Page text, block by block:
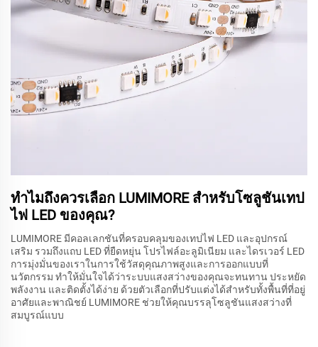
ทำไมถึงควรเลือก LUMIMORE สำหรับโซลูชันเทป
ไฟ LED ของคุณ?
LUMIMORE มีคอลเลกชันที่ครอบคลุมของเทปไฟ LED และอุปกรณ์
เสริม รวมถึงแถบ LED ที่ยืดหยุ่น โปรไฟล์อะลูมิเนียม และไดรเวอร์ LED
การมุ่งมั่นของเราในการใช้วัสดุคุณภาพสูงและการออกแบบที่
นวัตกรรม ทำให้มั่นใจได้ว่าระบบแสงสว่างของคุณจะทนทาน ประหยัด
พลังงาน และติดตั้งได้ง่าย ด้วยตัวเลือกที่ปรับแต่งได้สำหรับทั้งพื้นที่ที่อยู่
อาศัยและพาณิชย์ LUMIMORE ช่วยให้คุณบรรลุโซลูชันแสงสว่างที่
สมบูรณ์แบบ